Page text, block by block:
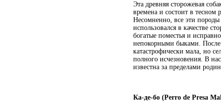
Эта древняя сторожевая
времена и состоит в
Несомненно, все эти
использовался в качестве
богатые поместья и
непокорными быками.
катастрофически мала, но
полного исчезновения. В
известна за пределами
Ка-де-бо (Perro de Presa